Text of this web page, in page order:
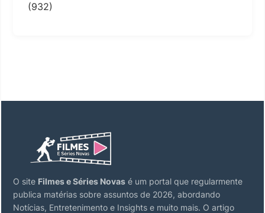
(932)
O site Filmes e Séries Novas é um portal que regularmente
publica matérias sobre assuntos de 2026, abordando
Notícias, Entretenimento e Insights e muito mais. O artigo